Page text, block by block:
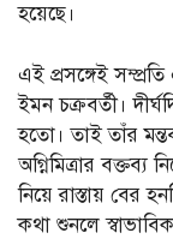
হয়েছে।
এই প্রসঙ্গেই
ইমন চক্রবর্তী।
হতো। তাই তাঁর
অগ্নিমিত্রার
নিয়ে রাস্তায় বের
কথা শুনলে